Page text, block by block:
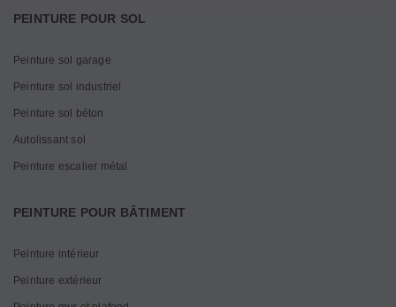
PEINTURE POUR SOL
Peinture sol garage
Peinture sol industriel
Peinture sol béton
Autolissant sol
Peinture escalier métal
PEINTURE POUR BÂTIMENT
Peinture intérieur
Peinture extérieur